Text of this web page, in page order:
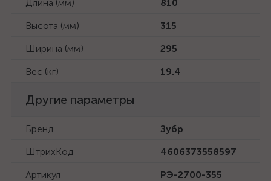
Длина (мм)
810
Высота (мм)
315
Ширина (мм)
295
Вес (кг)
19.4
Другие параметры
Бренд
Зубр
ШтрихКод
4606373558597
Артикул
РЭ-2700-355